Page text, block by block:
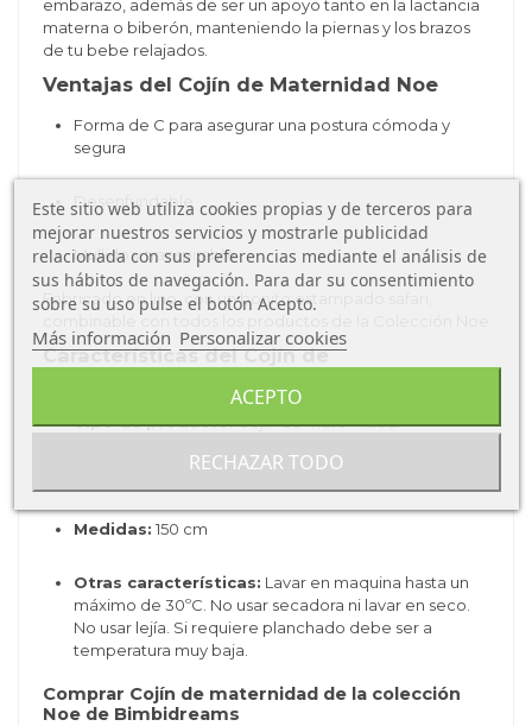
embarazo, además de ser un apoyo tanto en la lactancia
materna o biberón, manteniendo la piernas y los brazos
de tu bebe relajados.
Ventajas del Cojín de Maternidad Noe
Forma de C para asegurar una postura cómoda y
segura
Desenfundable
Mullido y transpirable
Fabricado en lino, con un bonito estampado safari,
combinable con todos los productos de la Colección Noe
Características del Cojín de
Tipo de producto:Cojín de maternidad.
Tejido 100% de algodón orgánico y lino
Medidas: 150 cm
Otras características: Lavar en maquina hasta un
máximo de 30ºC. No usar secadora ni lavar en seco.
No usar lejía. Si requiere planchado debe ser a
temperatura muy baja.
Comprar Cojín de maternidad de la colección
Noe de Bimbidreams
Este sitio web utiliza cookies propias y de terceros para
mejorar nuestros servicios y mostrarle publicidad
relacionada con sus preferencias mediante el análisis de
sus hábitos de navegación. Para dar su consentimiento
sobre su uso pulse el botón Acepto.
Más información Personalizar cookies
RECHAZAR TODO
ACEPTO